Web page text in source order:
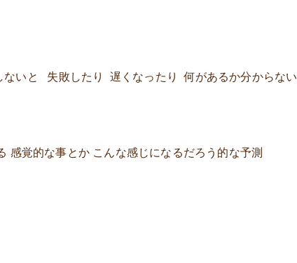
ないと 失敗したり 遅くなったり 何があるか分からない
感覚的な事とか こんな感じになるだろう的な予測